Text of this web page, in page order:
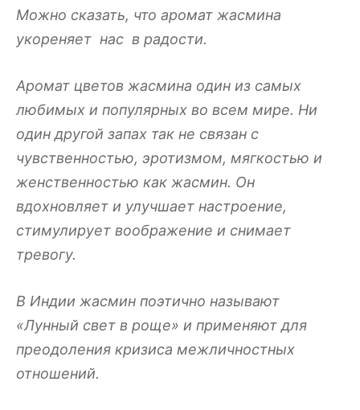
Можно сказать, что аромат жасмина
укореняет нас в радости.
Аромат цветов жасмина один из самых
любимых и популярных во всем мире. Ни
один другой запах так не связан с
чувственностью, эротизмом, мягкостью и
женственностью как жасмин. Он
вдохновляет и улучшает настроение,
стимулирует воображение и снимает
тревогу.
В Индии жасмин поэтично называют
«Лунный свет в роще» и применяют для
преодоления кризиса межличностных
отношений.